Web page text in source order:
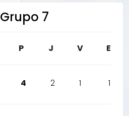
Grupo 7
P J V E
4 2 1 1